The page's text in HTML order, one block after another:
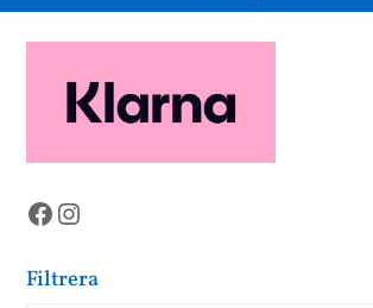
Facebook
Instagram
Filtrera